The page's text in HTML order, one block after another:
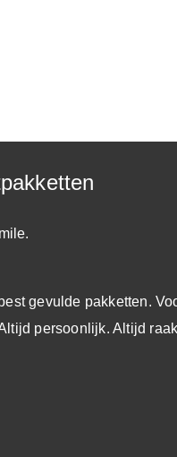
gevulde pakketten.
persoonlijk. Altijd